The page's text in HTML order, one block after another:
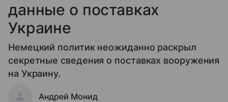
данные о поставках
Украине
Немецкий политик неожиданно раскрыл
секретные сведения о поставках вооружения
на Украину.
Андрей Монид